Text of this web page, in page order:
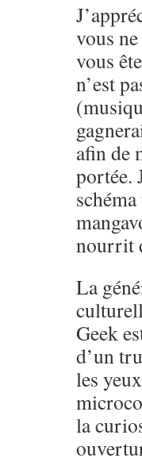
vous
vous
n’est
afin de
portée.
nourrit
La
Geek
d’un
les
la